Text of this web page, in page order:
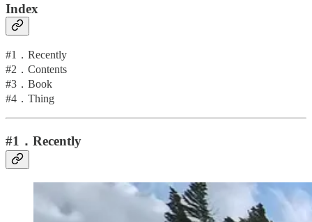
Index
#1．Recently
#2．Contents
#3．Book
#4．Thing
#1．Recently